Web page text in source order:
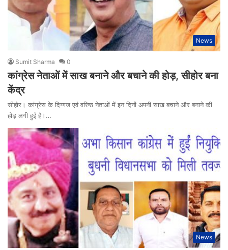
News
Sumit Sharma 0
कांग्रेस नेताओं में साख बनाने और बचाने की होड़, सीहोर बना
केंद्र
सीहोर। कांग्रेस के दिग्गज एवं वरिष्ठ नेताओं में इन दिनों अपनी साख बचाने और बनाने की
होड़ लगी हुई है।…
News